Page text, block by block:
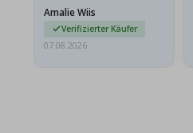
Amalie Wiis
Verifizierter Käufer
07.08.2026